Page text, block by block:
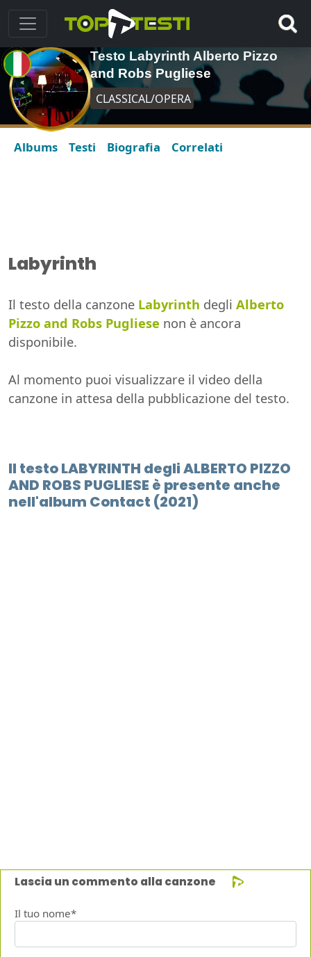
Testo Labyrinth Alberto Pizzo
and Robs Pugliese
CLASSICAL/OPERA
Albums Testi Biografia Correlati
Labyrinth
Il testo della canzone Labyrinth degli Alberto
Pizzo and Robs Pugliese non è ancora
disponibile.
Al momento puoi visualizzare il video della
canzone in attesa della pubblicazione del testo.
Il testo LABYRINTH degli ALBERTO PIZZO
AND ROBS PUGLIESE è presente anche
nell'album Contact (2021)
Lascia un commento alla canzone
Il tuo nome*